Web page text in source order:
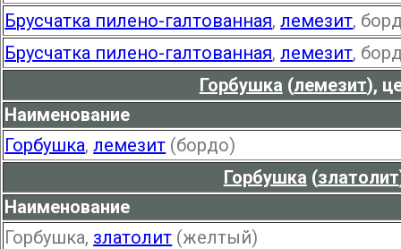
Брусчатка пилено-галтованная,лемезит,
Брусчатка пилено-галтованная,лемезит,
Горбушка (лемезит),
Наименование
Горбушка,лемезит (бордо)
Горбушка (златолит
Наименование
Горбушка, златолит (желтый)